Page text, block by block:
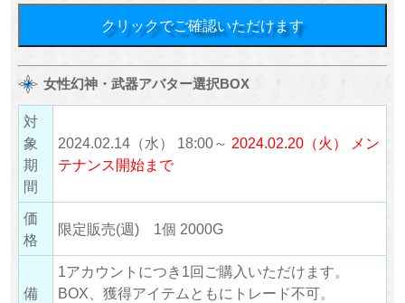
クリックでご確認いただけます
女性幻神・武器アバター選択BOX
対
象
期
間
2024.02.14（水） 18:00～ 2024.02.20（火） メン
テナンス開始まで
価
格
限定販売(週) 1個 2000G
備
1アカウントにつき1回ご購入いただけます。
BOX、獲得アイテムともにトレード不可。